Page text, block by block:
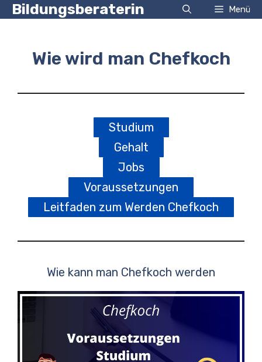
Zum
Inhalt
Bildungsberaterin Menü
Wie wird man Chefkoch
Studium
Gehalt
Jobs
Voraussetzungen
Leitfaden zum Werden Chefkoch
Wie kann man Chefkoch werden